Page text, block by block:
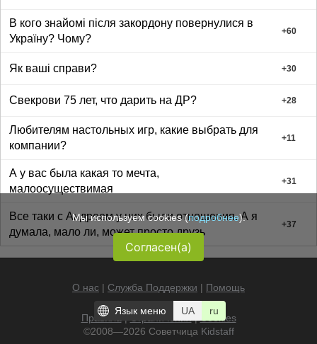
В кого знайомі після закордону повернулися в
Україну? Чому?
+60
Як ваші справи? +30
Свекрови 75 лет, что дарить на ДР? +28
Любителям настольных игр, какие выбрать для
компании?
+11
А у вас была какая то мечта,
малоосуществимая
+31
Все таки с Андреем у них были отношения. А я
думала, мало ли, может просто друзь
+37
О нас | Служба Поддержки | Помощь
Правила|Ограничения |
Cookies
©2008—2026 Советчица Kidstaff
Мы используем cookies (подробнее).
Согласен(а)
Язык меню UA ru